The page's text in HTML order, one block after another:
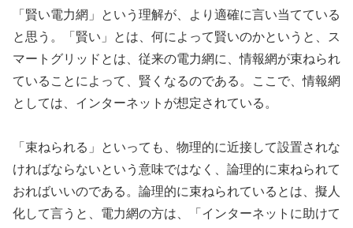
「賢い電力網」という理解が、より適確に言い当てている
と思う。「賢い」とは、何によって賢いのかというと、ス
マートグリッドとは、従来の電力網に、情報網が束ねられ
ていることによって、賢くなるのである。ここで、情報網
としては、インターネットが想定されている。
「束ねられる」といっても、物理的に近接して設置されな
ければならないという意味ではなく、論理的に束ねられて
おればいいのである。論理的に束ねられているとは、擬人
化して言うと、電力網の方は、「インターネットに助けて